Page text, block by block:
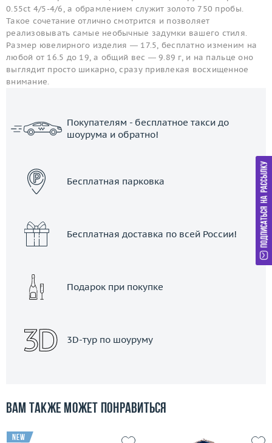
0.55ct 4/5-4/6, а обрамлением служит золото 750 пробы.
Такое сочетание отлично смотрится и позволяет
реализовывать самые необычные задумки вашего стиля.
Размер ювелирного изделия — 17.5, бесплатно изменим на
любой от 16.5 до 19, а общий вес — 9.89 г, и на пальце оно
выглядит просто шикарно, сразу привлекая восхищенное
внимание.
Покупателям - бесплатное такси до
шоурума и обратно!
Бесплатная парковка
Бесплатная доставка по всей России!
Подарок при покупке
3D-тур по шоуруму
Вам также может понравиться
new